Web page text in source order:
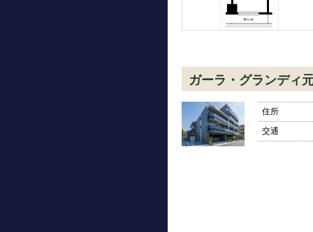
ガーラ・グランディ
住所
交通